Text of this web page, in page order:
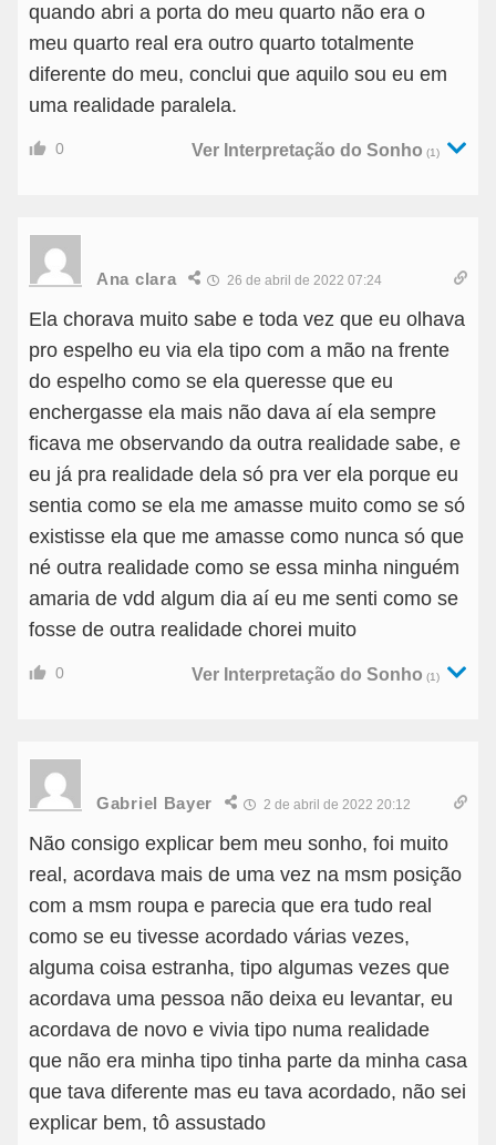
quando abri a porta do meu quarto não era o
meu quarto real era outro quarto totalmente
diferente do meu, conclui que aquilo sou eu em
uma realidade paralela.
0 Ver Interpretação do Sonho (1)
Ana clara 26 de abril de 2022 07:24
Ela chorava muito sabe e toda vez que eu olhava
pro espelho eu via ela tipo com a mão na frente
do espelho como se ela queresse que eu
enchergasse ela mais não dava aí ela sempre
ficava me observando da outra realidade sabe, e
eu já pra realidade dela só pra ver ela porque eu
sentia como se ela me amasse muito como se só
existisse ela que me amasse como nunca só que
né outra realidade como se essa minha ninguém
amaria de vdd algum dia aí eu me senti como se
fosse de outra realidade chorei muito
0 Ver Interpretação do Sonho (1)
Gabriel Bayer 2 de abril de 2022 20:12
Não consigo explicar bem meu sonho, foi muito
real, acordava mais de uma vez na msm posição
com a msm roupa e parecia que era tudo real
como se eu tivesse acordado várias vezes,
alguma coisa estranha, tipo algumas vezes que
acordava uma pessoa não deixa eu levantar, eu
acordava de novo e vivia tipo numa realidade
que não era minha tipo tinha parte da minha casa
que tava diferente mas eu tava acordado, não sei
explicar bem, tô assustado